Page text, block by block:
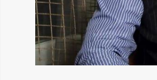
ф
о
р